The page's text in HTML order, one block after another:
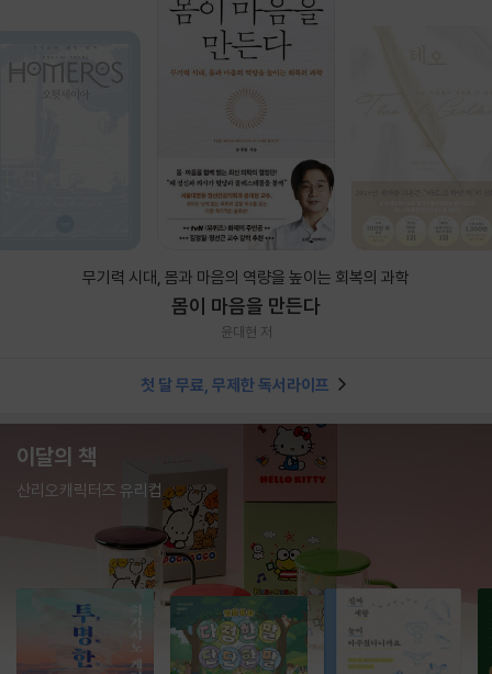
무기력 시대, 몸과 마음의 역량을 높이는 회복의 과학
몸이 마음을 만든다
윤대현 저
첫 달 무료, 무제한 독서라이프
이달의 책
산리오캐릭터즈 유리컵